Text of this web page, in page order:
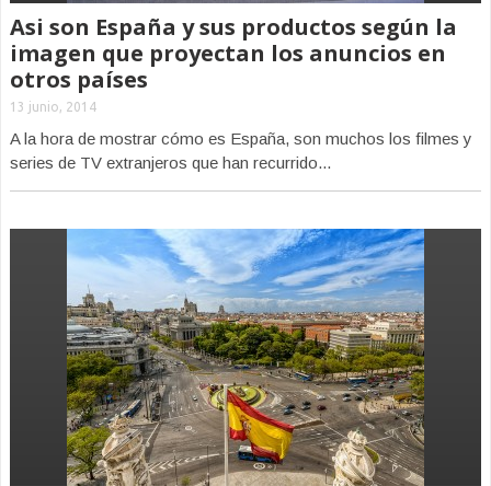
Asi son España y sus productos según la
imagen que proyectan los anuncios en
otros países
13 junio, 2014
A la hora de mostrar cómo es España, son muchos los filmes y
series de TV extranjeros que han recurrido...